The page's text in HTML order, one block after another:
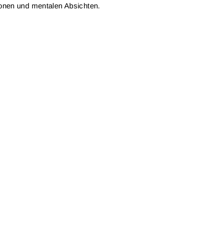
und mentalen Absichten.